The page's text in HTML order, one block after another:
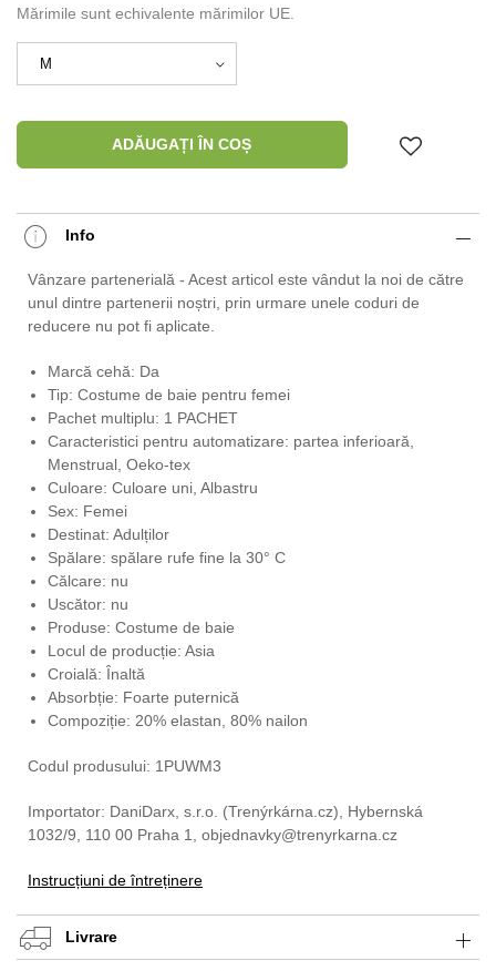
Mărimile sunt echivalente mărimilor UE.
ADĂUGAȚI ÎN COȘ
Info
Vânzare partenerială - Acest articol este vândut la noi de către
unul dintre partenerii noștri, prin urmare unele coduri de
reducere nu pot fi aplicate.
Marcă cehă: Da
Tip: Costume de baie pentru femei
Pachet multiplu: 1 PACHET
Caracteristici pentru automatizare: partea inferioară,
Menstrual, Oeko-tex
Culoare: Culoare uni, Albastru
Sex: Femei
Destinat: Adulților
Spălare: spălare rufe fine la 30° C
Călcare: nu
Uscător: nu
Produse: Costume de baie
Locul de producție: Asia
Croială: Înaltă
Absorbție: Foarte puternică
Compoziție: 20% elastan, 80% nailon
Codul produsului: 1PUWM3
Importator: DaniDarx, s.r.o. (Trenýrkárna.cz), Hybernská
1032/9, 110 00 Praha 1, objednavky@trenyrkarna.cz
Instrucțiuni de întreținere
Livrare